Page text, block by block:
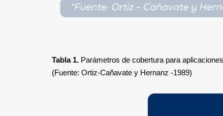
Tabla 1. Parámetros de cobertura para
(Fuente: Ortiz-Cañavate y Hernanz -1989)